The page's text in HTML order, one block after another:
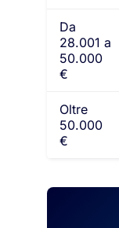
Da
28.001 a
50.000
€
Oltre
50.000
€